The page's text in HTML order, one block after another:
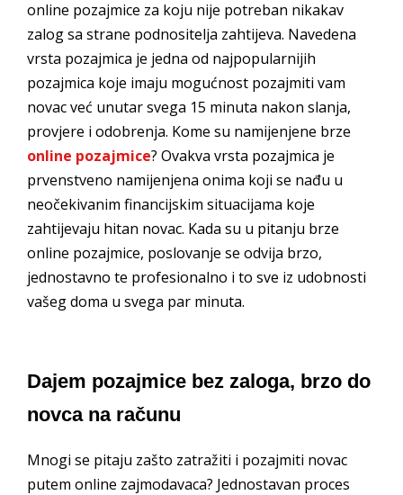
online pozajmice za koju nije potreban nikakav
zalog sa strane podnositelja zahtijeva. Navedena
vrsta pozajmica je jedna od najpopularnijih
pozajmica koje imaju mogućnost pozajmiti vam
novac već unutar svega 15 minuta nakon slanja,
provjere i odobrenja. Kome su namijenjene brze
online pozajmice? Ovakva vrsta pozajmica je
prvenstveno namijenjena onima koji se nađu u
neočekivanim financijskim situacijama koje
zahtijevaju hitan novac. Kada su u pitanju brze
online pozajmice, poslovanje se odvija brzo,
jednostavno te profesionalno i to sve iz udobnosti
vašeg doma u svega par minuta.
Dajem pozajmice bez zaloga, brzo do
novca na računu
Mnogi se pitaju zašto zatražiti i pozajmiti novac
putem online zajmodavaca? Jednostavan proces